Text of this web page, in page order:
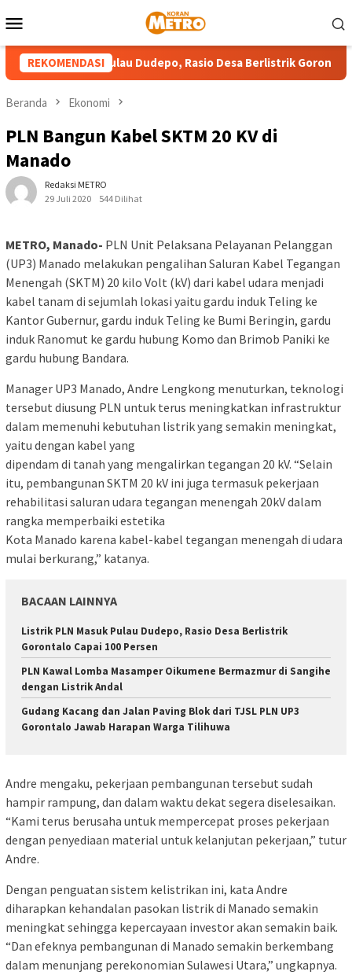
ke
Mobile
REKOMENDASI
PLN Masuk Pulau Dudepo, Rasio Desa Berlistrik Gorontalo
Beranda Ekonomi
PLN Bangun Kabel SKTM 20 KV di
Manado
Redaksi METRO
29 Juli 2020
544 Dilihat
METRO, Manado- PLN Unit Pelaksana Pelayanan Pelanggan
(UP3) Manado melakukan pengalihan Saluran Kabel Tegangan
Menengah (SKTM) 20 kilo Volt (kV) dari kabel udara menjadi
kabel tanam di sejumlah lokasi yaitu gardu induk Teling ke
Kantor Gubernur, gardu induk Teling ke Bumi Beringin, gardu
induk Ranomut ke gardu hubung Komo dan Brimob Paniki ke
gardu hubung Bandara.
Manager UP3 Manado, Andre Lengkong menuturkan, teknologi
tersebut diusung PLN untuk terus meningkatkan infrastruktur
dalam memenuhi kebutuhan listrik yang semakin meningkat,
yaitu dengan kabel yang
dipendam di tanah yang mengalirkan tegangan 20 kV. “Selain
itu, pembangunan SKTM 20 kV ini juga termasuk pekerjaan
rehabilitasi saluran udara tegangan menengah 20kV dalam
rangka memperbaiki estetika
Kota Manado karena kabel-kabel tegangan menengah di udara
mulai berkurang,” katanya.
BACAAN LAINNYA
Listrik PLN Masuk Pulau Dudepo, Rasio Desa Berlistrik
Gorontalo Capai 100 Persen
PLN Kawal Lomba Masamper Oikumene Bermazmur di Sangihe
dengan Listrik Andal
Gudang Kacang dan Jalan Paving Blok dari TJSL PLN UP3
Gorontalo Jawab Harapan Warga Tilihuwa
Andre mengaku, pekerjaan pembangunan tersebut sudah
hampir rampung, dan dalam waktu dekat segera diselesaikan.
“Kami terus berusaha untuk mempercepat proses pekerjaan
dengan penyediaan material untuk kelanjutan pekerjaan,” tutur
Andre.
Dengan penguatan sistem kelistrikan ini, kata Andre
diharapkan kehandalan pasokan listrik di Manado semakin
meningkat sehingga kepercayaan investor akan semakin baik.
“Dan efeknya pembangunan di Manado semakin berkembang
dalam menunjang perekonomian Sulawesi Utara,” ungkapnya.